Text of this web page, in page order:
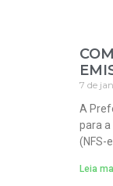
7 de
A
para a
(NFS-
Leia